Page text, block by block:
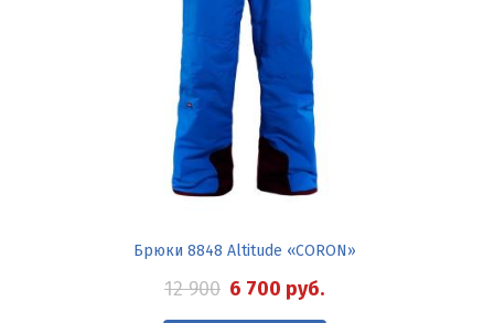
Брюки 8848 Altitude «CORON»
12 900 6 700 руб.